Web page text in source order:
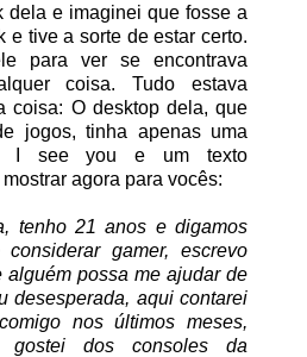
dela e imaginei que fosse a
e tive a sorte de estar certo.
para ver se encontrava
coisa. Tudo estava
coisa: O desktop dela, que
jogos, tinha apenas uma
I see you e um texto
agora para vocês:
tenho 21 anos e digamos
gamer, escrevo
alguém possa me ajudar de
desesperada, aqui contarei
nos últimos meses,
gostei dos consoles da